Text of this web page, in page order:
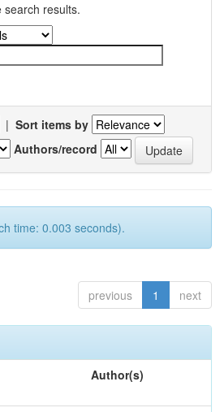
search results.
| Sort items by
Authors/record
time: 0.003 seconds).
previous 1 next
Author(s)